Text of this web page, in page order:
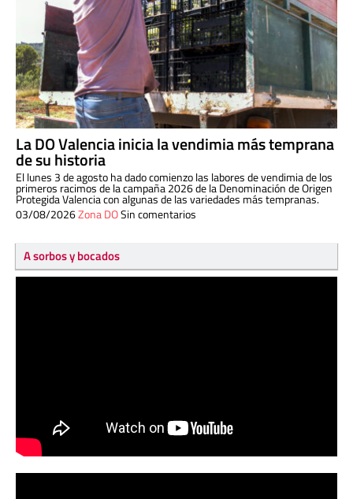
La DO Valencia inicia la vendimia más temprana
de su historia
El lunes 3 de agosto ha dado comienzo las labores de vendimia de los
primeros racimos de la campaña 2026 de la Denominación de Origen
Protegida Valencia con algunas de las variedades más tempranas.
03/08/2026Zona DOSin comentarios
A sorbos y bocados